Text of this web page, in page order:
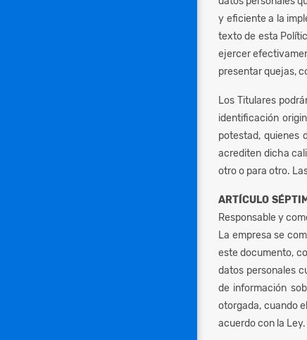
y eficiente a la
texto de esta
ejercer
presentar quejas,
Los Titulares
identificación
potestad, quienes
acrediten dicha
otro o para otro.
ARTÍCULO
Responsable y
La empresa se
este documento,
datos personales
de información
otorgada, cuando
acuerdo con la